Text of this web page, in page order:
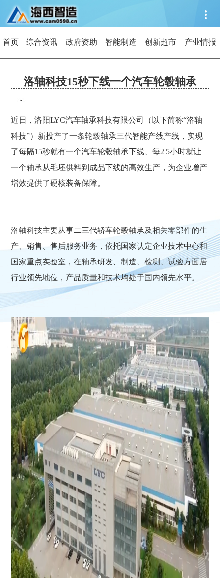
首页 综合资讯 政府资助 智能制造 创新超市 产业情报
洛轴科技15秒下线一个汽车轮毂轴承
近日，洛阳LYC汽车轴承科技有限公司（以下简称“洛轴
科技”）新投产了一条轮毂轴承三代智能产线产线，实现
了每隔15秒就有一个汽车轮毂轴承下线、每2.5小时就让
一个轴承从毛坯供料到成品下线的高效生产，为企业增产
增效提供了硬核装备保障。
洛轴科技主要从事二三代轿车轮毂轴承及相关零部件的生
产、销售、售后服务业务，依托国家认定企业技术中心和
国家重点实验室，在轴承研发、制造、检测、试验方面居
行业领先地位，产品质量和技术均处于国内领先水平。